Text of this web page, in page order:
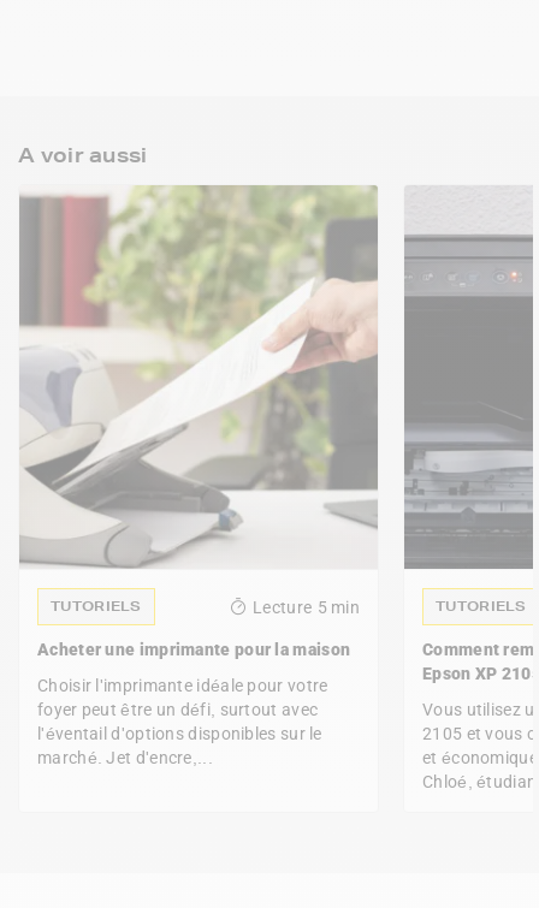
A voir aussi
TUTORIELS Lecture 5 min
Acheter une imprimante pour la maison
Choisir l'imprimante idéale pour votre
foyer peut être un défi, surtout avec
l'éventail d'options disponibles sur le
marché. Jet d'encre,...
TUTORIELS
Comment
Epson XP
Vous utilisez
2105 et vous
et
Chloé,